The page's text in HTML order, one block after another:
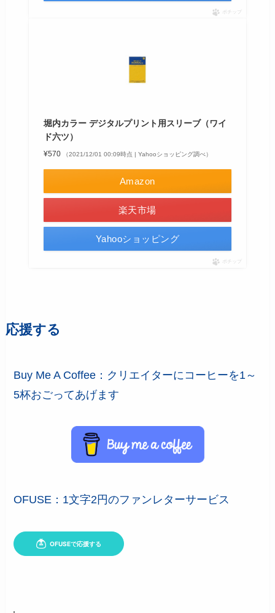
ポチップ
堀内カラー デジタルプリント用スリーブ（ワイ
ド六ツ）
¥570 （2021/12/01 00:09時点 | Yahooショッピング調べ）
Amazon
楽天市場
Yahooショッピング
ポチップ
応援する
Buy Me A Coffee：クリエイターにコーヒーを1～
5杯おごってあげます
OFUSE：1文字2円のファンレターサービス